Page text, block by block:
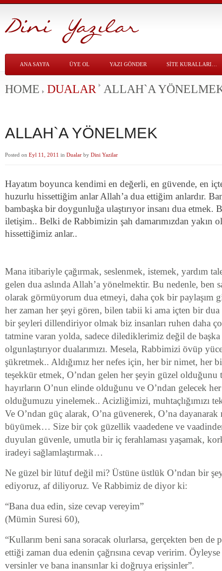
ANA SAYFA ÜYE OL YAZI GÖNDER SITE KURALLARI…
HOME DUALAR ALLAH`A
ALLAH`A YÖNELMEK
Posted on Eyl 11, 2011 in Dualar by Dini Yazilar
Hayatım boyunca kendimi en değerli, en güvende, en
huzurlu hissettiğim anlar Allah’a dua ettiğim anlardır.
bambaşka bir doygunluğa ulaştırıyor insanı dua etmek.
iletişim.. Belki de Rabbimizin şah damarımızdan yakın
hissettiğimiz anlar..
Mana itibariyle çağırmak, seslenmek, istemek, yardım
gelen dua aslında Allah’a yönelmektir. Bu nedenle, ben
olarak görmüyorum dua etmeyi, daha çok bir paylaşım
her zaman her şeyi gören, bilen tabii ki ama içten bir dua
bir şeyleri dillendiriyor olmak biz insanları ruhen daha
tatmine varan yolda, sadece dilediklerimiz değil de
olgunlaştırıyor dualarımızı. Mesela, Rabbimizi övüp
şükretmek.. Aldığımız her nefes için, her bir nimet, her
teşekkür etmek, O’ndan gelen her şeyin güzel olduğunu
hayırların O’nun elinde olduğunu ve O’ndan gelecek
olduğumuzu yinelemek.. Acizliğimizi, muhtaçlığımızı
Ve O’ndan güç alarak, O’na güvenerek, O’na
büyümek… Size bir çok güzellik vaadedene ve
duyulan güvenle, umutla bir iç ferahlaması yaşamak,
iradeyi sağlamlaştırmak…
Ne güzel bir lütuf değil mi? Üstüne üstlük O’ndan bir
ediyoruz, af diliyoruz. Ve Rabbimiz de diyor ki:
“Bana dua edin, size cevap vereyim”
(Mümin Suresi 60),
“Kullarım beni sana soracak olurlarsa, gerçekten ben de
ettiği zaman dua edenin çağrısına cevap veririm.
versinler ve bana inansınlar ki doğruya erişsinler”.